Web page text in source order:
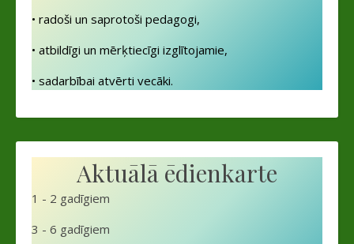
• radoši un saprotoši pedagogi,
• atbildīgi un mērķtiecīgi izglītojamie,
• sadarbībai atvērti vecāki.
Aktuālā ēdienkarte
1 - 2 gadīgiem
3 - 6 gadīgiem